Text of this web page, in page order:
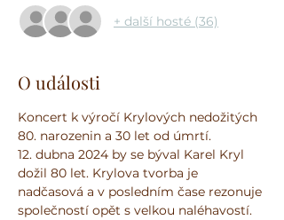
+ další hosté (36)
O události
Koncert k výročí Krylových nedožitých
80. narozenin a 30 let od úmrtí.
12. dubna 2024 by se býval Karel Kryl
dožil 80 let. Krylova tvorba je
nadčasová a v posledním čase rezonuje
společností opět s velkou naléhavostí.